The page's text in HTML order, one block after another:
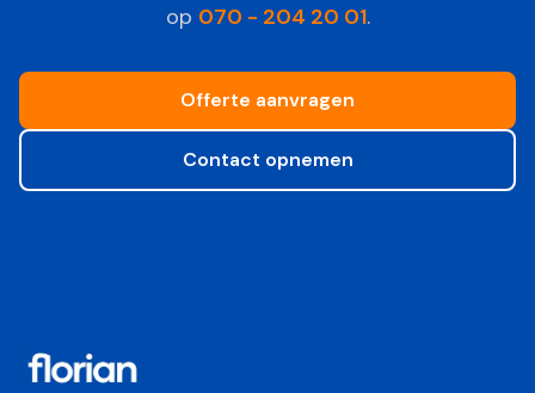
op 070 - 204 20 01.
Offerte aanvragen
Contact opnemen